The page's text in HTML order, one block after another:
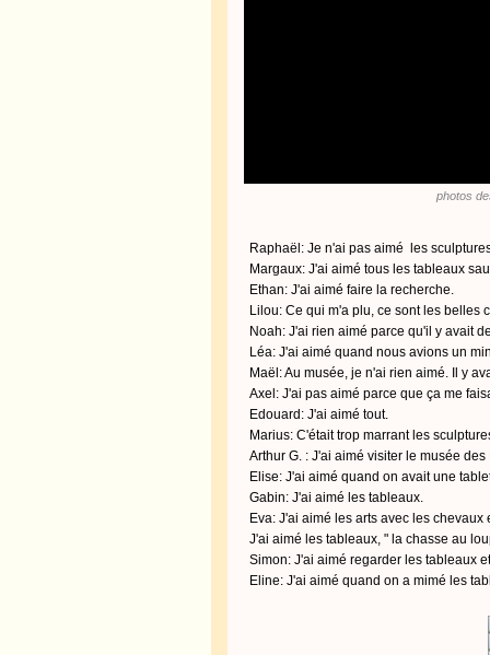
photos
Raphaël: Je n'ai pas aimé les
Margaux: J'ai aimé tous les tableaux
Ethan: J'ai aimé faire la recherche.
Lilou: Ce qui m'a plu, ce sont les belles
Noah: J'ai rien aimé parce qu'il y avait
Léa: J'ai aimé quand nous avions un
Maël: Au musée, je n'ai rien aimé. Il y
Axel: J'ai pas aimé parce que ça me
Edouard: J'ai aimé tout.
Marius: C'était trop marrant les
Arthur G. : J'ai aimé visiter le musée
Elise: J'ai aimé quand on avait une
Gabin: J'ai aimé les tableaux.
Eva: J'ai aimé les arts avec les chevaux
J'ai aimé les tableaux, " la chasse au
Simon: J'ai aimé regarder les tableaux
Eline: J'ai aimé quand on a mimé les